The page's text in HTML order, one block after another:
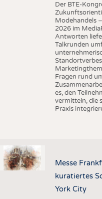
Der BTE-
Modehandels
2026 im
Antworten
Talkrunden
Fragen rund
es, den
vermitteln, die
Praxis
Messe
kuratiertes
York City